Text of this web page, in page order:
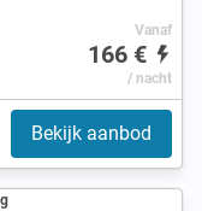
Vanaf
166 €
/ nacht
Bekijk aanbod